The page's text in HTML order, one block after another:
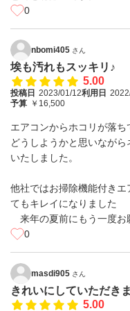
0
nbomi405 さん
埃も汚れもスッキリ♪
5.00
投稿日 2023/01/12利用日
予算 ￥16,500
エアコンからホコリが落
どうしようかと思いなが
いたしました。
他社ではお掃除機能付き
てもキレイになりました
来年の夏前にもう一度お
0
masdi905 さん
きれいにしていただき
5.00